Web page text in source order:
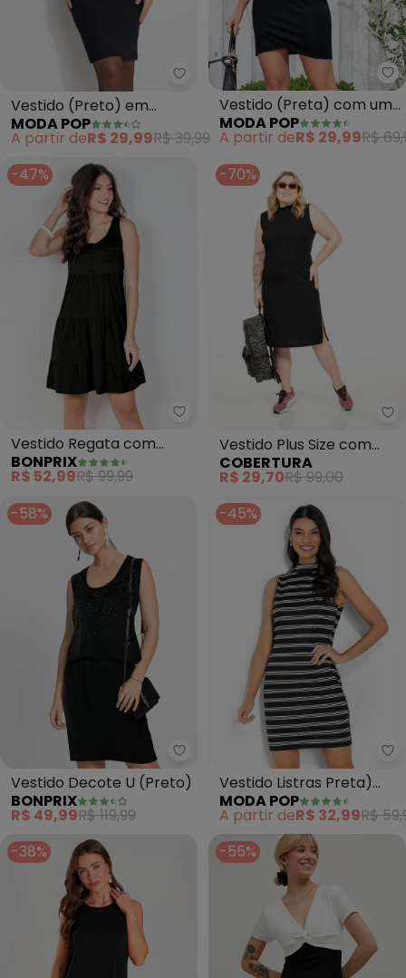
Moda Pop - Vestido (Preto)
Vestido (Preto) em
Canelado
MODA POP
A partir deR$ 29,99R$ 39,99
Vestido (Preta) com um
Ombro Só
MODA POP
A partir deR$ 29,99R$
-47%
bonprix - Vestido Regata com
Vestido Regata com
Babados (Preto)
BONPRIX
R$ 52,99R$ 99,99
-70%
Vestido Plus Size com
Gola (Preto)
COBERTURA
R$ 29,70R$ 99,00
-58%
bonprix - Vestido Decote U
Vestido Decote U (Preto)
BONPRIX
R$ 49,99R$ 119,99
-45%
Vestido Listras Preta)
com Gola
MODA POP
A partir deR$ 32,99R$
-38%
-55%